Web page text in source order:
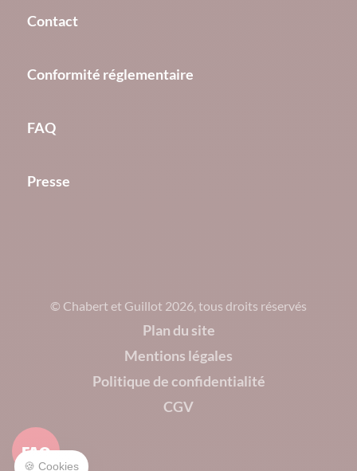
Contact
Conformité réglementaire
FAQ
Presse
© Chabert et Guillot 2026, tous droits réservés
Plan du site
Mentions légales
Politique de confidentialité
CGV
FAQ